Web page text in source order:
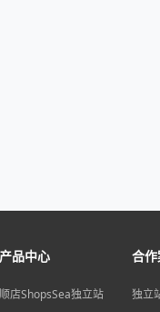
产品中心
顺店ShopsSea独立站
合作
独立